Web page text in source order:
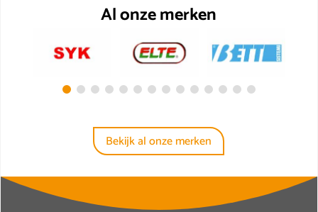
Al onze merken
Bekijk al onze merken